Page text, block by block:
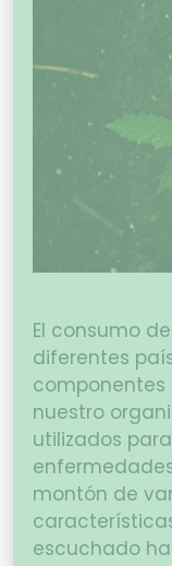
El consumo
diferentes
componentes
nuestro
utilizados
montón de
escuchado